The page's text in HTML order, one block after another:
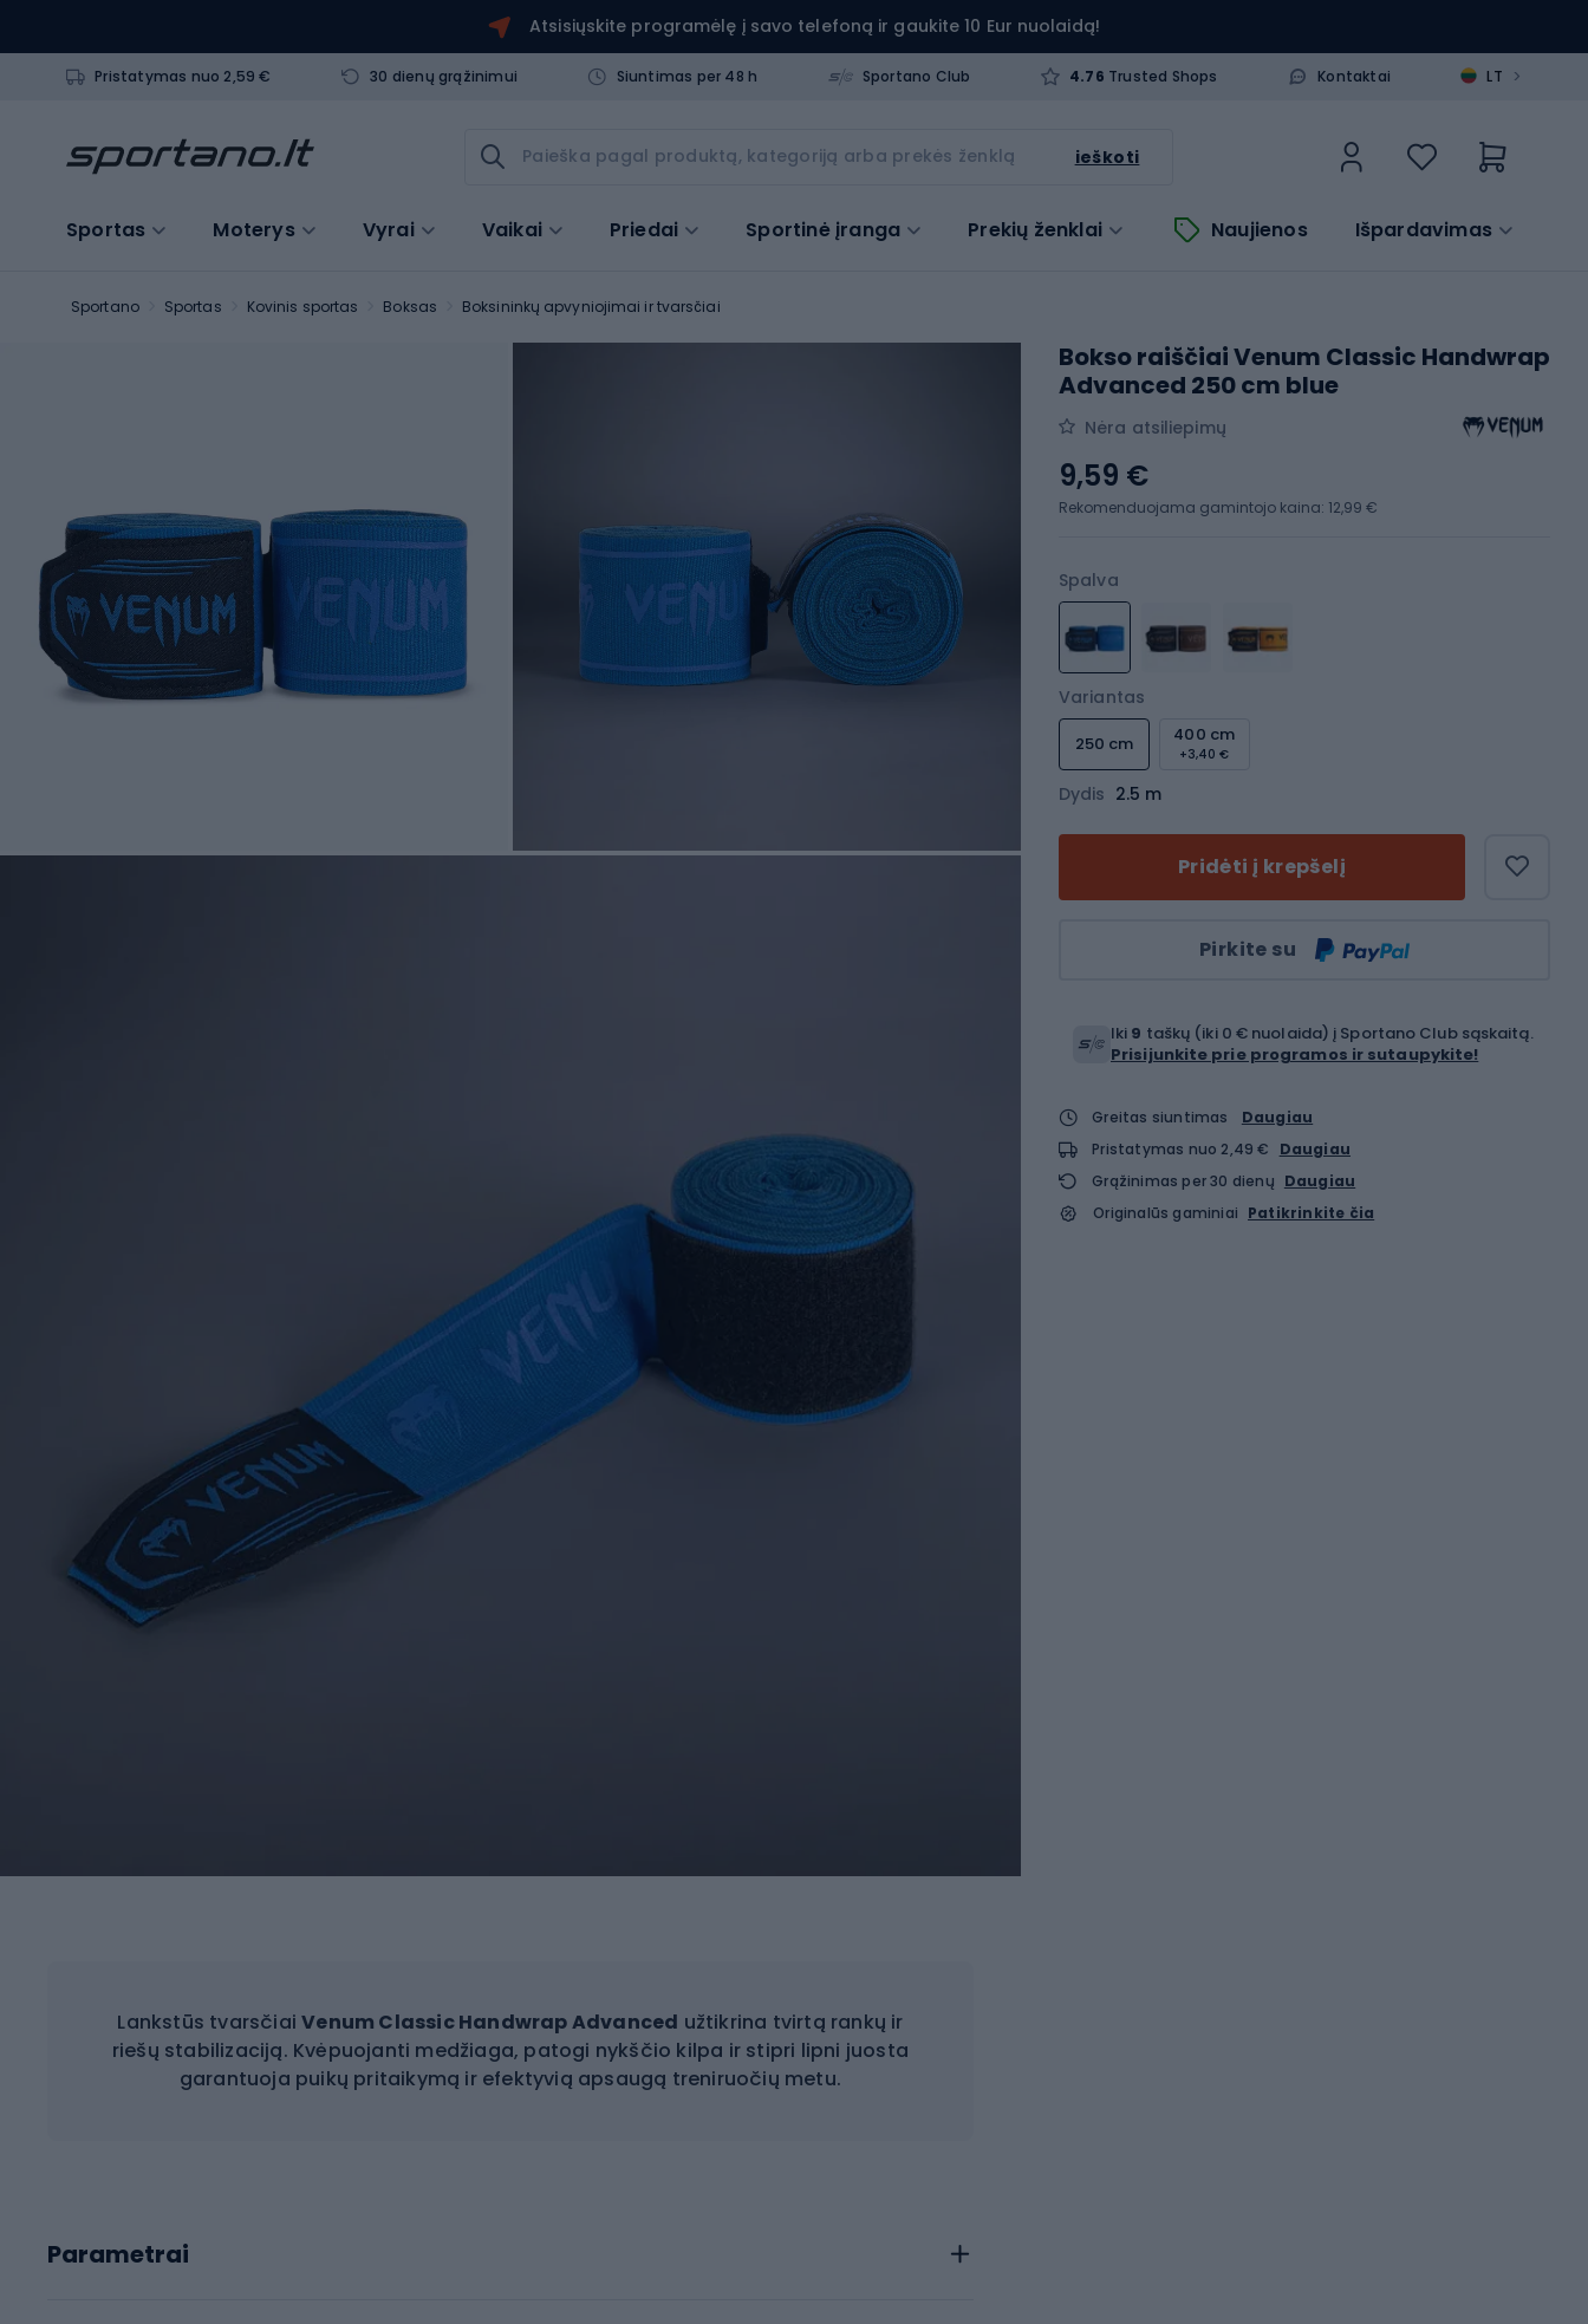
Atsisiųskite programėlę į savo telefoną ir gaukite 10 Eur nuolaidą!
Pristatymas nuo 2,59 € 30 dienų grąžinimui Siuntimas per 48 h Sportano Club 4.76 Trusted Shops Kontaktai LT >
ieškoti
Sportas Moterys Vyrai Vaikai Priedai Sportinė įranga Prekių ženklai Naujienos Išpardavimas
Sportano Sportas Kovinis sportas Boksas Boksininkų apvyniojimai ir tvarsčiai
Lankstūs tvarsčiaiVenum Classic Handwrap Advanced užtikrina tvirtą rankų ir
riešų stabilizaciją. Kvėpuojanti medžiaga, patogi nykščio kilpa ir stipri lipni juosta
garantuoja puikų pritaikymą ir efektyvią apsaugą treniruočių metu.
Parametrai
Bokso raiščiai Venum Classic Handwrap
Advanced 250 cm blue
Nėra atsiliepimų
Spalva
Variantas
250 cm 400 cm
+3,40 €
Dydis 2.5 m
Pridėti į krepšelį
Pirkite su
9,59 €
Rekomenduojama gamintojo kaina: 12,99 €
Iki 9 taškų (iki 0 € nuolaida) į Sportano Club sąskaitą.
Prisijunkite prie programos ir sutaupykite!
Greitas siuntimas
Daugiau
Pristatymas nuo 2,49 €
Daugiau
Grąžinimas per 30 dienų Daugiau
Originalūs gaminiai Patikrinkite čia